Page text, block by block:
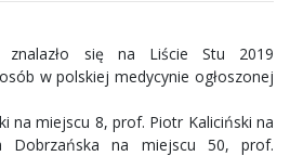
znalazło się na Liście Stu 2019
w polskiej medycynie ogłoszonej
na miejscu 8, prof. Piotr Kaliciński na
Dobrzańska na miejscu 50, prof.